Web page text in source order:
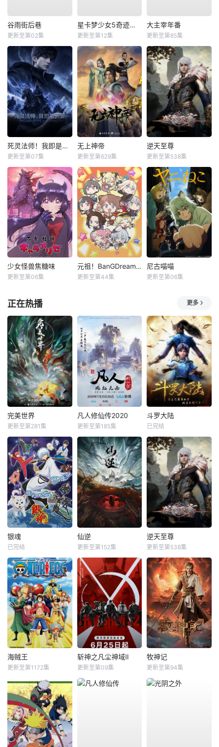
谷雨街后巷
更新至第02集
星卡梦少女5奇迹绽放
更新至第12集
大主宰年番
更新至第85集
死灵法师！我即是天灾动漫
更新至第07集
无上神帝
更新至第629集
逆天至尊
更新至第538集
少女怪兽焦糖味
更新至第06集
元祖！BanGDream酱
更新至第44集
尼古喵喵
更新至第06集
正在热播 更多
完美世界
更新至第281集
凡人修仙传2020
更新至第185集
斗罗大陆
已完结
银魂
已完结
仙逆
更新至第152集
逆天至尊
更新至第538集
海贼王
更新至第1172集
斩神之凡尘神域Ⅱ
更新至第09集
牧神记
更新至第94集